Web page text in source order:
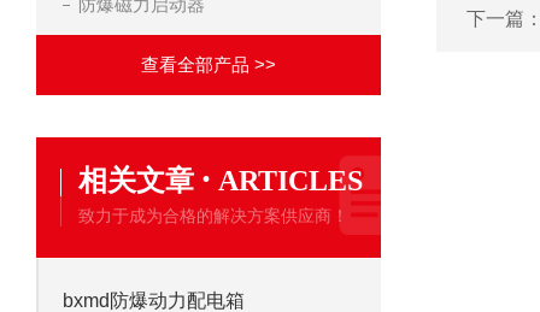
防爆磁力启动器
查看全部产品 >>
相关文章 · ARTICLES
致力于成为合格的解决方案供应商！
bxmd防爆动力配电箱
下一篇